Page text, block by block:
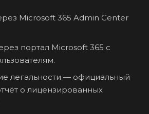
Microsoft 365 Admin Center
портал Microsoft 365 с
легальности — официальный
о лицензированных